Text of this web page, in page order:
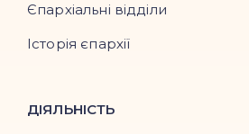
Єпархіальні відділи
Історія єпархії
ДІЯЛЬНІСТЬ